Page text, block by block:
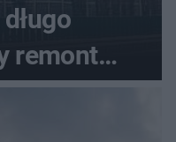
remont